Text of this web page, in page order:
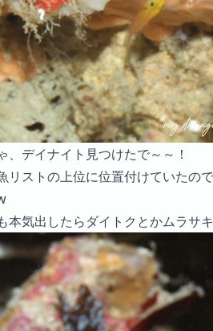
、デイナイト見つけたで～～！
リストの上位に位置付けていたの
本気出したらダイトクとかムラサ